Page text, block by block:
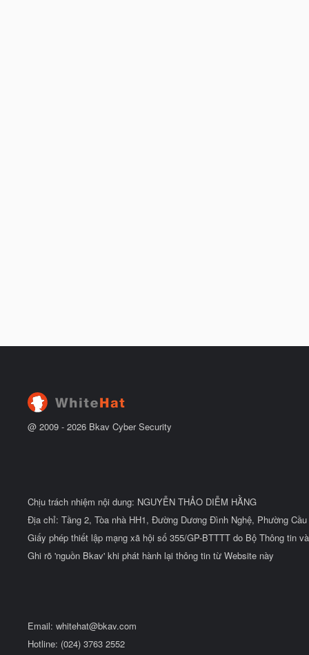
@ 2009 - 2026 Bkav Cyber Security
Chịu trách nhiệm nội dung: NGUYỄN THẢO DIỄM HẰNG
Địa chỉ: Tầng 2, Tòa nhà HH1, Đường Dương Đình Nghệ, Phường
Giấy phép thiết lập mạng xã hội số 355/GP-BTTTT do Bộ Thông tin
Ghi rõ 'nguồn Bkav' khi phát hành lại thông tin từ Website này
Email: whitehat@bkav.com
Hotline: (024) 3763 2552